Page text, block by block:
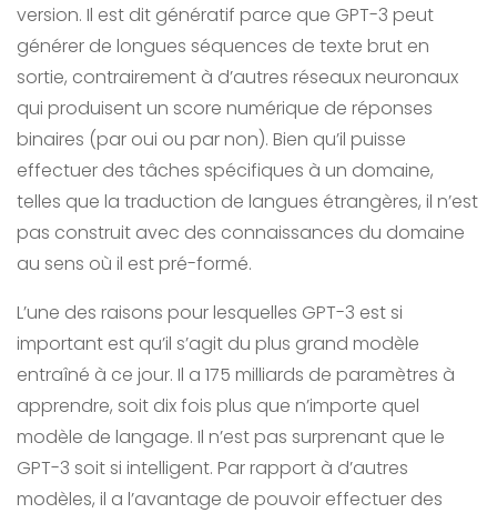
version. Il est dit génératif parce que GPT-3 peut
générer de longues séquences de texte brut en
sortie, contrairement à d’autres réseaux neuronaux
qui produisent un score numérique de réponses
binaires (par oui ou par non). Bien qu’il puisse
effectuer des tâches spécifiques à un domaine,
telles que la traduction de langues étrangères, il n’est
pas construit avec des connaissances du domaine
au sens où il est pré-formé.
L’une des raisons pour lesquelles GPT-3 est si
important est qu’il s’agit du plus grand modèle
entraîné à ce jour. Il a 175 milliards de paramètres à
apprendre, soit dix fois plus que n’importe quel
modèle de langage. Il n’est pas surprenant que le
GPT-3 soit si intelligent. Par rapport à d’autres
modèles, il a l’avantage de pouvoir effectuer des